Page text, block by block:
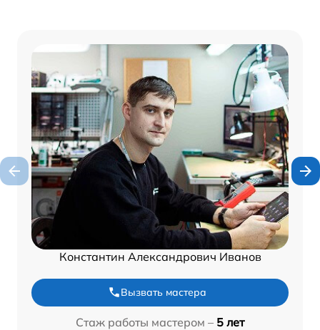
Константин Александрович Иванов
Вызвать мастера
Стаж работы мастером – 5 лет